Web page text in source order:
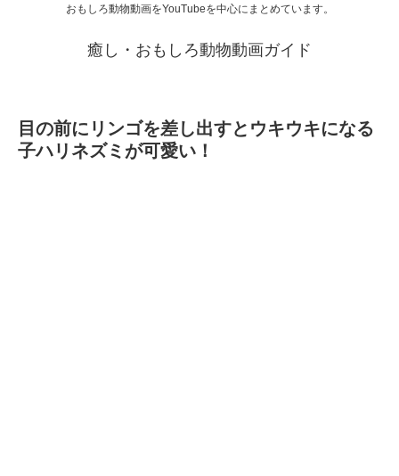
おもしろ動物動画をYouTubeを中心にまとめています。
癒し・おもしろ動物動画ガイド
目の前にリンゴを差し出すとウキウキになる
子ハリネズミが可愛い！